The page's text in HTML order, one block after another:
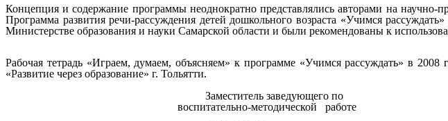
Концепция и содержание программы неоднократно представлялись авторами на
Программа развития речи-рассуждения детей дошкольного возраста «Учимся
Министерстве образования и науки Самарской области и были рекомендованы к
Рабочая тетрадь «Играем, думаем, объясняем» к программе «Учимся рассуждать» в
«Развитие через образование» г. Тольятти.
Заместитель заведующего по
воспитательно-методической работе